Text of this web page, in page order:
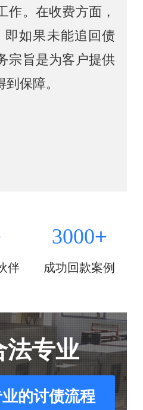
作。在收费方面，
如果未能追回债
宗旨是为客户提供
保障。
伴
3000+
成功回款案例
法专业
的讨债流程